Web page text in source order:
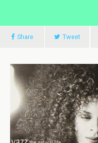
Share Tweet